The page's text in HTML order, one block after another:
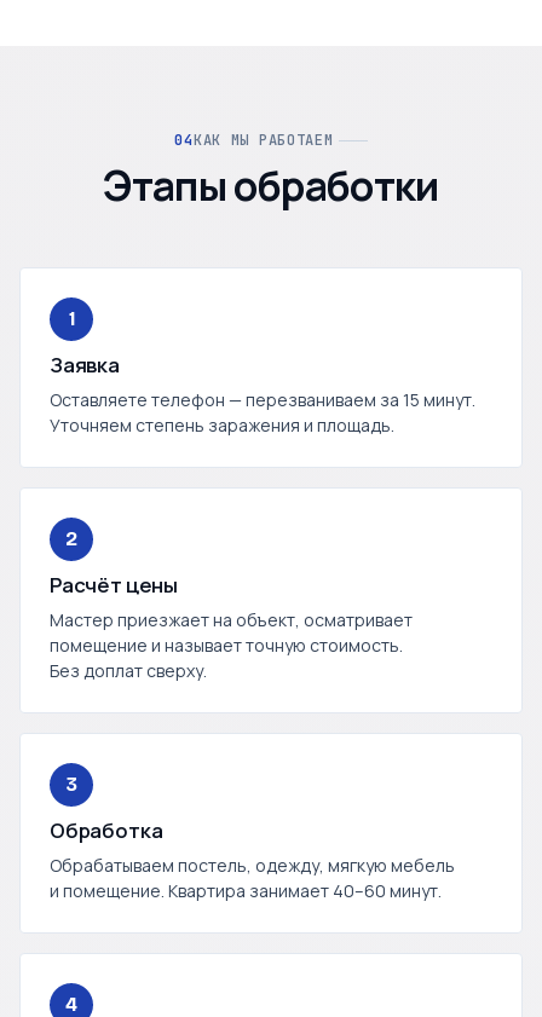
КАК МЫ РАБОТАЕМ
Этапы обработки
1
Заявка
Оставляете телефон — перезваниваем за 15 минут.
Уточняем степень заражения и площадь.
2
Расчёт цены
Мастер приезжает на объект, осматривает
помещение и называет точную стоимость.
Без доплат сверху.
3
Обработка
Обрабатываем постель, одежду, мягкую мебель
и помещение. Квартира занимает 40–60 минут.
4